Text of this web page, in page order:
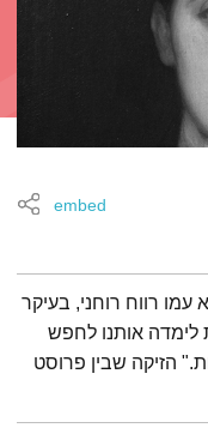
embed
רווח רוחני, בעיקר
לימדה אותנו לחפש
הזיקה שבין פרוסט